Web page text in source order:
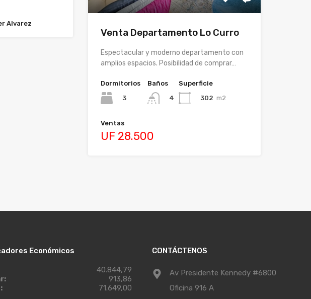
Alvarez
Venta Departamento Lo Curro
Espectacular y moderno departamento con
amplios espacios. Posibilidad de comprar…
Dormitorios
3
Baños
4
Superficie
302 m2
Ventas
UF 28.500
Económicos
40.844,79
913,86
71.649,00
CONTÁCTENOS
Av Presidente Kennedy #6800
Oficina 916 A